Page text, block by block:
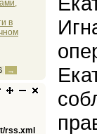
в
→
rss.xml